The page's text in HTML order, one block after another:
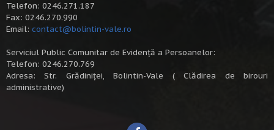
Telefon: 0246.271.187
Fax: 0246.270.990
Email: contact@bolintin-vale.ro
Serviciul Public Comunitar de Evidență a Persoanelor:
Telefon: 0246.270.769
Adresa: Str. Grădiniței, Bolintin-Vale ( Clădirea de birouri
administrative)